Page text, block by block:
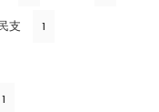
支 1
1